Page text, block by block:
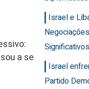
a se
Israel e
Significativos
Israel
Partido